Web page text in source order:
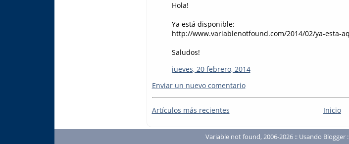
Hola!
Ya está disponible:
http://www.variablenotfound.com/2014/02/ya-esta-
Saludos!
jueves, 20 febrero, 2014
Enviar un nuevo comentario
Artículos más recientes Inicio
Variable not found, 2006-2026 :: Usando Blogger